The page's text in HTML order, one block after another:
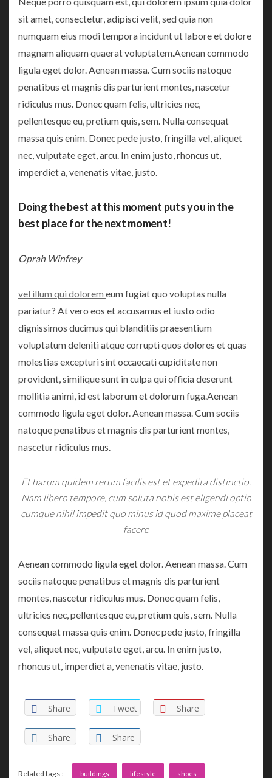
sit amet, consectetur, adipisci velit, sed quia non
numquam eius modi tempora incidunt ut labore et dolore
magnam aliquam quaerat voluptatem.Aenean commodo
ligula eget dolor. Aenean massa. Cum sociis natoque
penatibus et magnis dis parturient montes, nascetur
ridiculus mus. Donec quam felis, ultricies nec,
pellentesque eu, pretium quis, sem. Nulla consequat
massa quis enim. Donec pede justo, fringilla vel, aliquet
nec, vulputate eget, arcu. In enim justo, rhoncus ut,
imperdiet a, venenatis vitae, justo.
Doing the best at this moment puts you in the
best place for the next moment!
Oprah Winfrey
vel illum qui dolorem eum fugiat quo voluptas nulla
pariatur? At vero eos et accusamus et iusto odio
dignissimos ducimus qui blanditiis praesentium
voluptatum deleniti atque corrupti quos dolores et quas
molestias excepturi sint occaecati cupiditate non
provident, similique sunt in culpa qui officia deserunt
mollitia animi, id est laborum et dolorum fuga.Aenean
commodo ligula eget dolor. Aenean massa. Cum sociis
natoque penatibus et magnis dis parturient montes,
nascetur ridiculus mus.
Et harum quidem rerum facilis est et expedita distinctio.
Nam libero tempore, cum soluta nobis est eligendi optio
cumque nihil impedit quo minus id quod maxime placeat
facere
Aenean commodo ligula eget dolor. Aenean massa. Cum
sociis natoque penatibus et magnis dis parturient
montes, nascetur ridiculus mus. Donec quam felis,
ultricies nec, pellentesque eu, pretium quis, sem. Nulla
consequat massa quis enim. Donec pede justo, fringilla
vel, aliquet nec, vulputate eget, arcu. In enim justo,
rhoncus ut, imperdiet a, venenatis vitae, justo.
Share Tweet Share
Share Share
Related tags : buildings lifestyle shoes